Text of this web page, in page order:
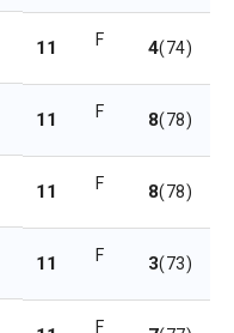
11 F 4(74)
11 F 8(78)
11 F 8(78)
11 F 3(73)
F